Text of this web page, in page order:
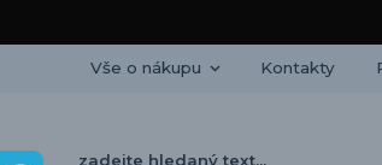
Vše o nákupu Kontakty